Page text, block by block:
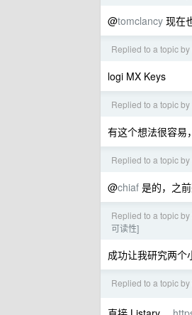
@tomclancy 现在
Replied to a topic by
logi MX Keys
Replied to a topic by
有这个想法很容易
Replied to a topic by
@chiaf 是的，之
Replied to a topic by
可读性]
成功让我研究两个
Replied to a topic by